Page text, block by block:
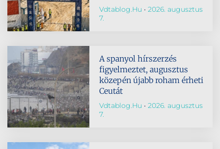
Vdtablog.hu
2026. augusztus
7.
A spanyol hírszerzés
figyelmeztet, augusztus
közepén újabb roham érheti
Ceutát
Vdtablog.hu
2026. augusztus
7.